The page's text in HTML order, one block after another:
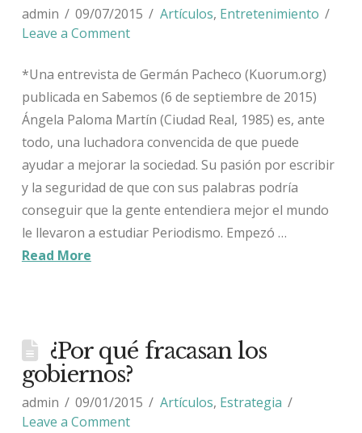
admin 09/07/2015 Artículos, Entretenimiento
Leave a Comment
*Una entrevista de Germán Pacheco (Kuorum.org)
publicada en Sabemos (6 de septiembre de 2015)
Ángela Paloma Martín (Ciudad Real, 1985) es, ante
todo, una luchadora convencida de que puede
ayudar a mejorar la sociedad. Su pasión por escribir
y la seguridad de que con sus palabras podría
conseguir que la gente entendiera mejor el mundo
le llevaron a estudiar Periodismo. Empezó …
Read More
¿Por qué fracasan los
gobiernos?
admin 09/01/2015 Artículos, Estrategia
Leave a Comment